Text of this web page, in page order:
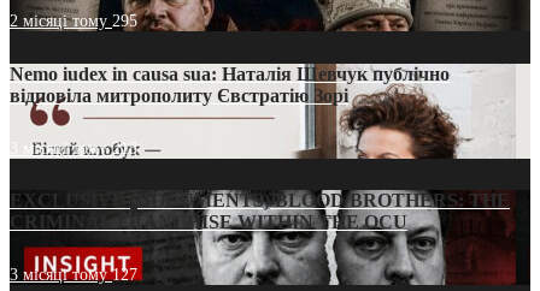
2 місяці тому 295
Nemo iudex in causa sua: Наталія Шевчук публічно
відповіла митрополиту Євстратію Зорі
3 місяці тому213
EXCLUSIVE (DOCUMENTS)/BLOOD BROTHERS: THE
CRIMINAL FRANCHISE WITHIN THE OCU
3 місяці тому127